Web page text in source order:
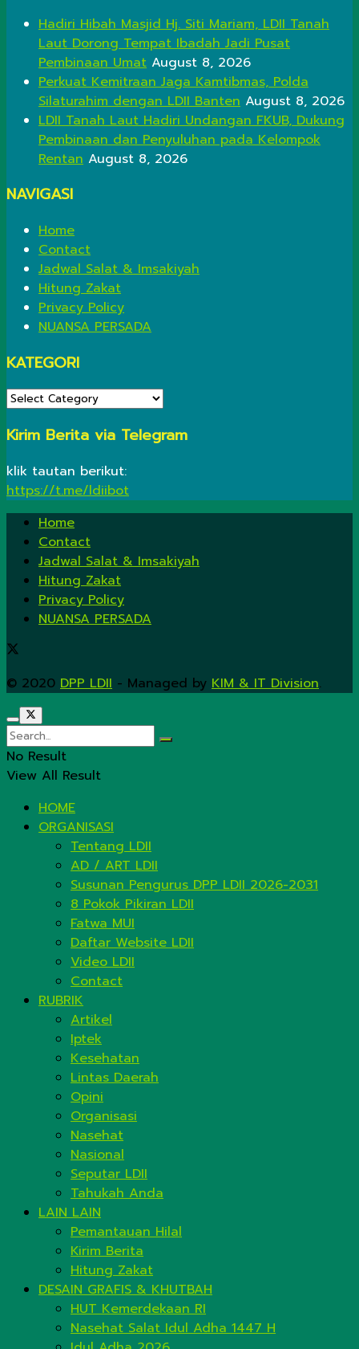
Hadiri Hibah Masjid Hj. Siti Mariam, LDII Tanah
Laut Dorong Tempat Ibadah Jadi Pusat
Pembinaan Umat August 8, 2026
Perkuat Kemitraan Jaga Kamtibmas, Polda
Silaturahim dengan LDII Banten August 8, 2026
LDII Tanah Laut Hadiri Undangan FKUB, Dukung
Pembinaan dan Penyuluhan pada Kelompok
Rentan August 8, 2026
NAVIGASI
Home
Contact
Jadwal Salat & Imsakiyah
Hitung Zakat
Privacy Policy
NUANSA PERSADA
KATEGORI
KATEGORI
Kirim Berita via Telegram
klik tautan berikut:
https://t.me/ldiibot
Home
Contact
Jadwal Salat & Imsakiyah
Hitung Zakat
Privacy Policy
NUANSA PERSADA
© 2020 DPP LDII - Managed by KIM & IT Division.
No Result
View All Result
HOME
ORGANISASI
Tentang LDII
AD / ART LDII
Susunan Pengurus DPP LDII 2026-2031
8 Pokok Pikiran LDII
Fatwa MUI
Daftar Website LDII
Video LDII
Contact
RUBRIK
Artikel
Iptek
Kesehatan
Lintas Daerah
Opini
Organisasi
Nasehat
Nasional
Seputar LDII
Tahukah Anda
LAIN LAIN
Pemantauan Hilal
Kirim Berita
Hitung Zakat
DESAIN GRAFIS & KHUTBAH
HUT Kemerdekaan RI
Nasehat Salat Idul Adha 1447 H